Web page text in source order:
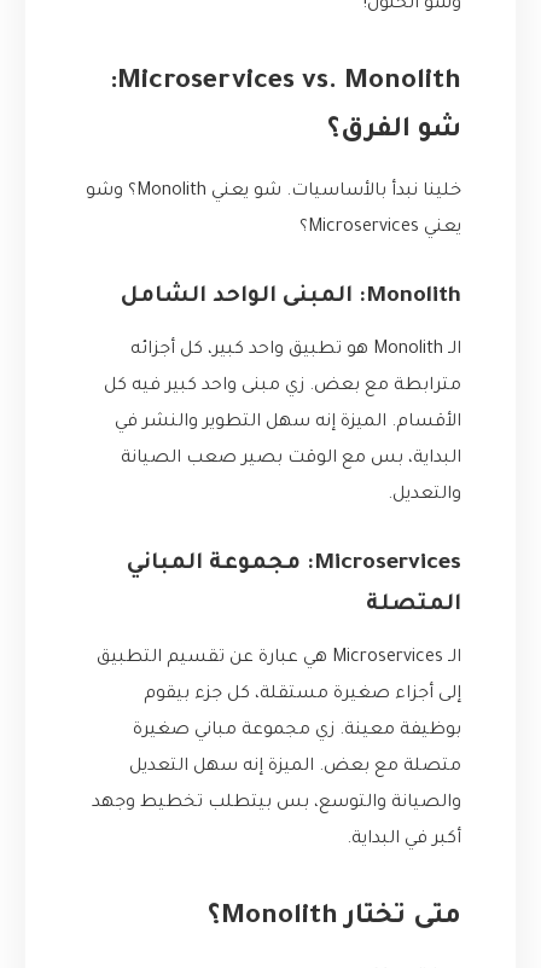
وشو الحلول!
Microservices vs. Monolith:
شو الفرق؟
خلينا نبدأ بالأساسيات. شو يعني Monolith؟ وشو
يعني Microservices؟
Monolith: المبنى الواحد الشامل
الـ Monolith هو تطبيق واحد كبير، كل أجزائه
مترابطة مع بعض. زي مبنى واحد كبير فيه كل
الأقسام. الميزة إنه سهل التطوير والنشر في
البداية، بس مع الوقت بصير صعب الصيانة
والتعديل.
Microservices: مجموعة المباني
المتصلة
الـ Microservices هي عبارة عن تقسيم التطبيق
إلى أجزاء صغيرة مستقلة، كل جزء بيقوم
بوظيفة معينة. زي مجموعة مباني صغيرة
متصلة مع بعض. الميزة إنه سهل التعديل
والصيانة والتوسع، بس بيتطلب تخطيط وجهد
أكبر في البداية.
متى تختار Monolith؟